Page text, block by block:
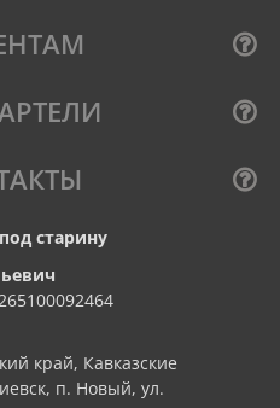
старину
край, Кавказские
п. Новый, ул.